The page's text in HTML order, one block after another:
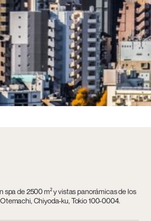
spa de 2500 m² y vistas panorámicas de los
Chiyoda-ku, Tokio 100-0004.